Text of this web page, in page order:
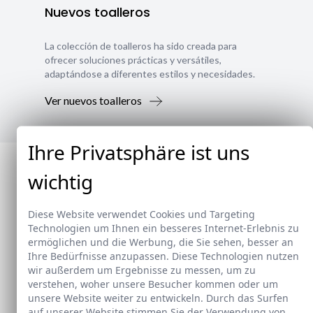
Nuevos toalleros
La colección de toalleros ha sido creada para
ofrecer soluciones prácticas y versátiles,
adaptándose a diferentes estilos y necesidades.
Ver nuevos toalleros
Ihre Privatsphäre ist uns
wichtig
Diese Website verwendet Cookies und Targeting
Technologien um Ihnen ein besseres Internet-Erlebnis zu
ermöglichen und die Werbung, die Sie sehen, besser an
Ihre Bedürfnisse anzupassen. Diese Technologien nutzen
wir außerdem um Ergebnisse zu messen, um zu
verstehen, woher unsere Besucher kommen oder um
unsere Website weiter zu entwickeln. Durch das Surfen